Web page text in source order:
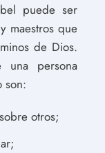
puede ser
maestros que
de Dios.
una persona
son:
otros;